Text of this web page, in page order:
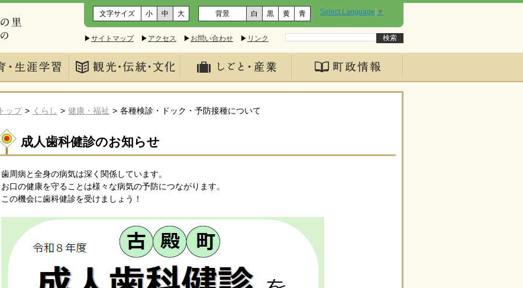
文字サイズ 小 中 大 背景 白 黒 黄 青 Select Language ▼
▶サイトマップ▶ アクセス ▶ お問い合わせ ▶ リンク
トップ くらし 健康・福祉 各種検診・ドック・予防接種について
成人歯科健診のお知らせ
歯周病と全身の病気は深く関係しています。
お口の健康を守ることは様々な病気の予防につながります。
この機会に歯科健診を受けましょう！